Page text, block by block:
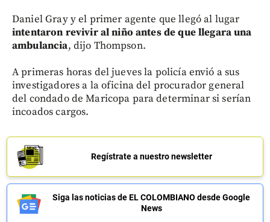
Daniel Gray y el primer agente que llegó al lugar
intentaron revivir al niño antes de que llegara una
ambulancia, dijo Thompson.
A primeras horas del jueves la policía envió a sus
investigadores a la oficina del procurador general
del condado de Maricopa para determinar si serían
incoados cargos.
Regístrate a nuestro newsletter
Siga las noticias de EL COLOMBIANO desde Google
News